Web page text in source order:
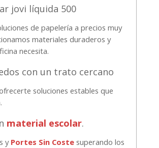
jovi líquida 500
de papelería a precios muy
materiales duraderos y
necesita.
con un trato cercano
soluciones estables que
material escolar.
y Portes Sin Costesuperando los